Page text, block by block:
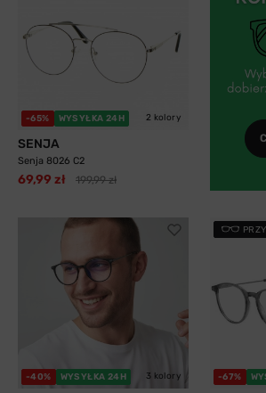
-65% WYSYŁKA 24H 2 kolory
SENJA
Senja 8026 C2
69,99 zł 199,99 zł
-40% WYSYŁKA 24H 3 kolory -67%